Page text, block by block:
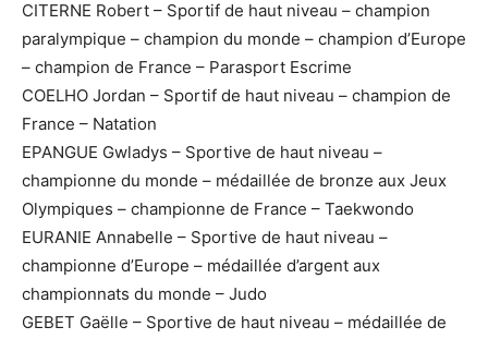
CITERNE Robert – Sportif de haut niveau – champion
paralympique – champion du monde – champion d’Europe
– champion de France – Parasport Escrime
COELHO Jordan – Sportif de haut niveau – champion de
France – Natation
EPANGUE Gwladys – Sportive de haut niveau –
championne du monde – médaillée de bronze aux Jeux
Olympiques – championne de France – Taekwondo
EURANIE Annabelle – Sportive de haut niveau –
championne d’Europe – médaillée d’argent aux
championnats du monde – Judo
GEBET Gaëlle – Sportive de haut niveau – médaillée de